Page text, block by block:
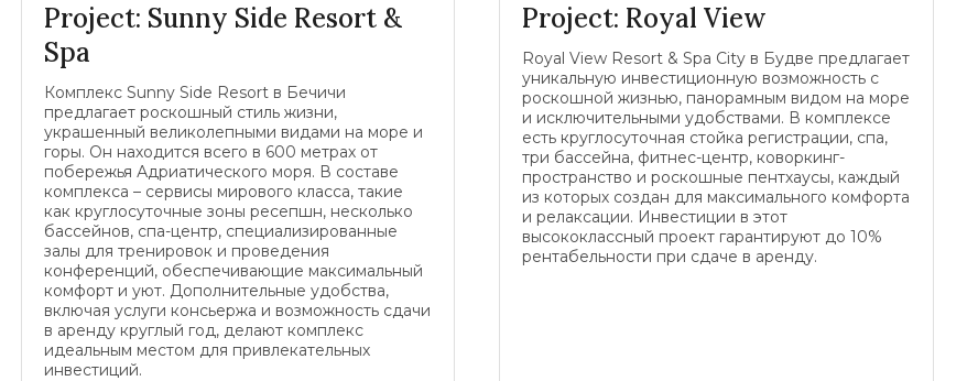
Project: Sunny Side Resort &
Spa
Комплекс Sunny Side Resort в Бечичи
предлагает роскошный стиль жизни,
украшенный великолепными видами на море и
горы. Он находится всего в 600 метрах от
побережья Адриатического моря. В составе
комплекса – сервисы мирового класса, такие
как круглосуточные зоны ресепшн, несколько
бассейнов, спа-центр, специализированные
залы для тренировок и проведения
конференций, обеспечивающие максимальный
комфорт и уют. Дополнительные удобства,
включая услуги консьержа и возможность сдачи
в аренду круглый год, делают комплекс
идеальным местом для привлекательных
инвестиций.
Project: Royal View
Royal View Resort & Spa City в Будве предлагает
уникальную инвестиционную возможность с
роскошной жизнью, панорамным видом на море
и исключительными удобствами. В комплексе
есть круглосуточная стойка регистрации, спа,
три бассейна, фитнес-центр, коворкинг-
пространство и роскошные пентхаусы, каждый
из которых создан для максимального комфорта
и релаксации. Инвестиции в этот
высококлассный проект гарантируют до 10%
рентабельности при сдаче в аренду.